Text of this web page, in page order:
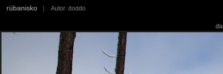
rúbanisko | Autor: doddo